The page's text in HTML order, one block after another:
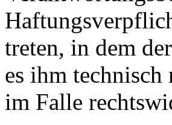
treten, in dem
es ihm
im Falle